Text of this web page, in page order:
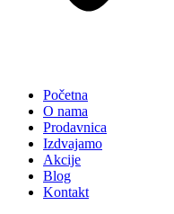
Početna
O nama
Prodavnica
Izdvajamo
Akcije
Blog
Kontakt